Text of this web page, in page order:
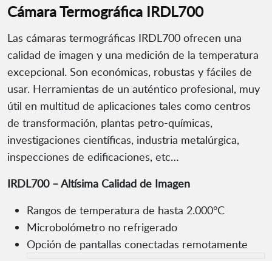
Cámara Termográfica IRDL700
Las cámaras termográficas IRDL700 ofrecen una
calidad de imagen y una medición de la temperatura
excepcional. Son económicas, robustas y fáciles de
usar. Herramientas de un auténtico profesional, muy
útil en multitud de aplicaciones tales como centros
de transformación, plantas petro-químicas,
investigaciones científicas, industria metalúrgica,
inspecciones de edificaciones, etc…
IRDL700 – Altísima Calidad de Imagen
Rangos de temperatura de hasta 2.000°C
Microbolómetro no refrigerado
Opción de pantallas conectadas remotamente